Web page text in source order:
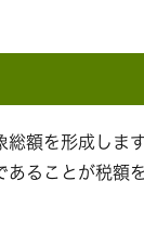
額を形成しま
ることが税額